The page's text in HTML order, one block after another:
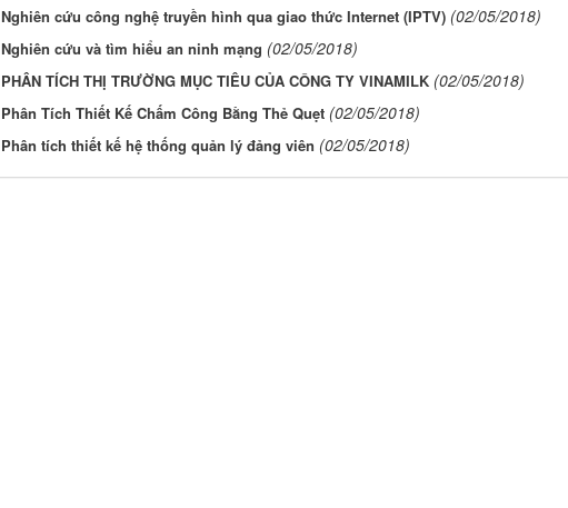
Nghiên cứu công nghệ truyền hình qua giao thức Internet (IPTV) (02/05/2018)
Nghiên cứu và tìm hiểu an ninh mạng (02/05/2018)
PHÂN TÍCH THỊ TRƯỜNG MỤC TIÊU CỦA CÔNG TY VINAMILK (02/05/2018)
Phân Tích Thiết Kế Chấm Công Bằng Thẻ Quẹt (02/05/2018)
Phân tích thiết kế hệ thống quản lý đảng viên (02/05/2018)